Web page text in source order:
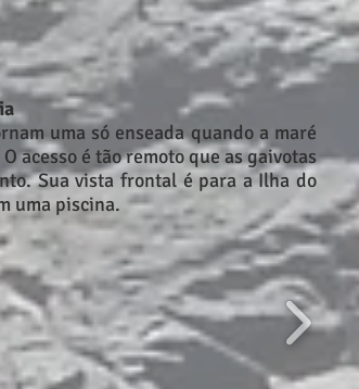
uma só enseada quando a maré
acesso é tão remoto que as gaivotas
Sua vista frontal é para a Ilha do
uma piscina.